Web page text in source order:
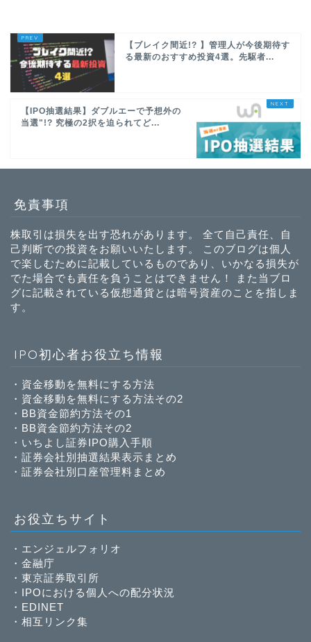
【ブレイク間近!? 】管理人が今後期待す
る最新のおすすめ投資4選。先駆者...
【IPO抽選結果】ダブルエーで予想外の
当選"!? 究極の2択を迫られてど...
免責事項
株取引は損失を出す恐れがあります。 全て自己責任、自
己判断での投資をお願いいたします。 このブログは個人
で楽しむために記載しているものであり、いかなる損失が
でた場合でも責任を負うことはできません！ また当ブロ
グに記載されている仮想通貨とは暗号資産のことを指しま
す。
IPO初心者お役立ち情報
・ 資金移動を無料にする方法
・ 資金移動を無料にする方法その2
・ BB資金節約方法その1
・ BB資金節約方法その2
・ いちよし証券IPO購入手順
・ 証券会社別抽選結果表示まとめ
・ 証券会社別口座管理料まとめ
お役立ちサイト
・ エンジェルフォリオ
・ 金融庁
・ 東京証券取引所
・ IPOにおける個人への配分状況
・ EDINET
・ 相互リンク集